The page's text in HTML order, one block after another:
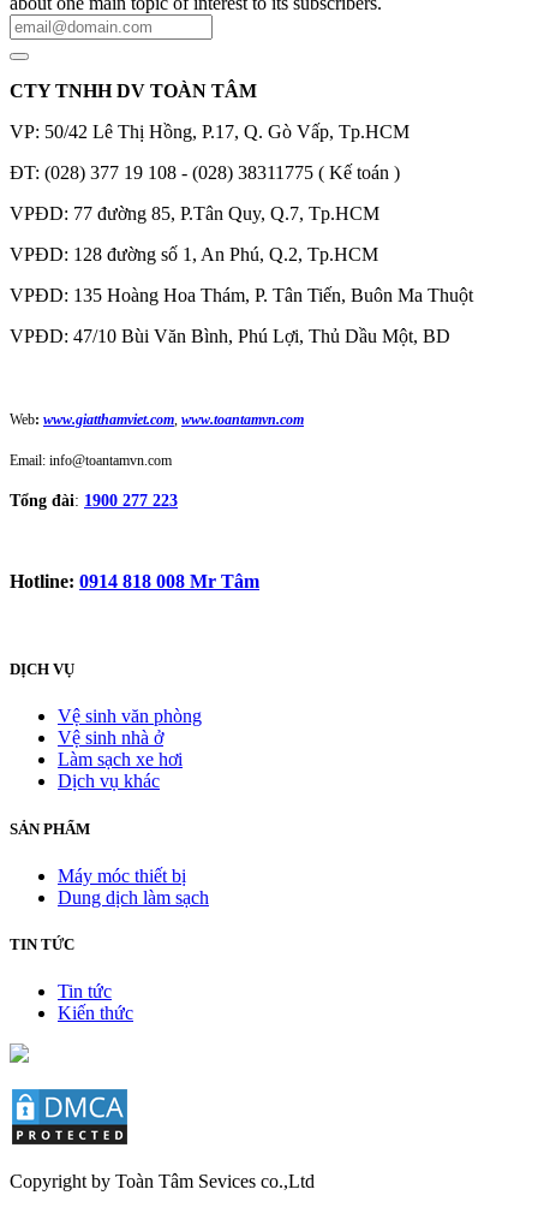
CTY TNHH DV TOÀN TÂM
VP: 50/42 Lê Thị Hồng, P.17, Q. Gò Vấp, Tp.HCM
ĐT: (028) 377 19 108 - (028) 38311775 ( Kế toán )
VPĐD: 77 đường 85, P.Tân Quy, Q.7, Tp.HCM
VPĐD: 128 đường số 1, An Phú, Q.2, Tp.HCM
VPĐD: 135 Hoàng Hoa Thám, P. Tân Tiến, Buôn Ma Thuột
VPĐD: 47/10 Bùi Văn Bình, Phú Lợi, Thủ Dầu Một, BD
Web: www.giatthamviet.com, www.toantamvn.com
Email: info@toantamvn.com
Tổng đài: 1900 277 223
Hotline: 0914 818 008 Mr Tâm
DỊCH VỤ
Vệ sinh văn phòng
Vệ sinh nhà ở
Làm sạch xe hơi
Dịch vụ khác
SẢN PHẨM
Máy móc thiết bị
Dung dịch làm sạch
TIN TỨC
Tin tức
Kiến thức
Copyright by Toàn Tâm Sevices co.,Ltd